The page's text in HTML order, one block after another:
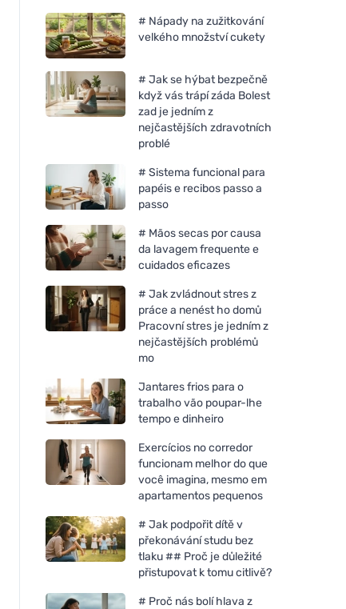
# Nápady na zužitkování
velkého množství cukety
# Jak se hýbat bezpečně
když vás trápí záda Bolest
zad je jedním z
nejčastějších zdravotních
problé
# Sistema funcional para
papéis e recibos passo a
passo
# Mãos secas por causa
da lavagem frequente e
cuidados eficazes
# Jak zvládnout stres z
práce a nenést ho domů
Pracovní stres je jedním z
nejčastějších problémů
mo
Jantares frios para o
trabalho vão poupar-lhe
tempo e dinheiro
Exercícios no corredor
funcionam melhor do que
você imagina, mesmo em
apartamentos pequenos
# Jak podpořit dítě v
překonávání studu bez
tlaku ## Proč je důležité
přistupovat k tomu citlivě?
# Proč nás bolí hlava z